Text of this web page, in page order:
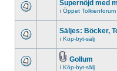
Supernöjd med
i Öppet Tolkienforum
Säljes: Böcker,
i Köp-byt-sälj
Gollum
i Köp-byt-sälj